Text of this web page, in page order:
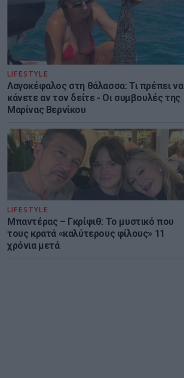
LIFESTYLE
Λαγοκέφαλος στη θάλασσα: Τι πρέπει να
κάνετε αν τον δείτε - Οι συμβουλές της
Μαρίνας Βερνίκου
LIFESTYLE
Μπαντέρας – Γκρίφιθ: Το μυστικό που
τους κρατά «καλύτερους φίλους» 11
χρόνια μετά